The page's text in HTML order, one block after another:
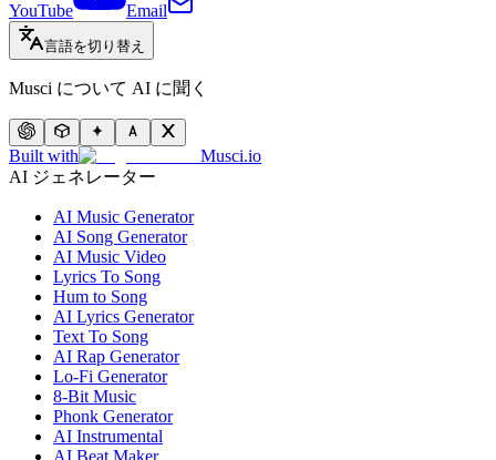
YouTube Email
言語を切り替え
Musci について AI に聞く
Built with
Musci.io
AI ジェネレーター
AI Music Generator
AI Song Generator
AI Music Video
Lyrics To Song
Hum to Song
AI Lyrics Generator
Text To Song
AI Rap Generator
Lo-Fi Generator
8-Bit Music
Phonk Generator
AI Instrumental